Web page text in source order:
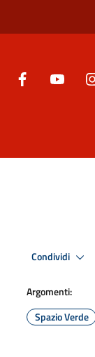
Condividi
Argomenti:
Spazio Verde